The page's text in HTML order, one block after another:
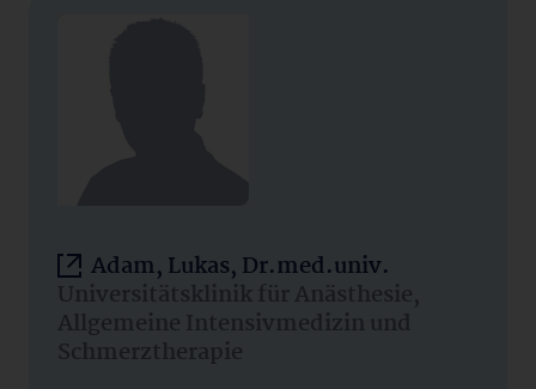
Adam, Lukas, Dr.med.univ.
Universitätsklinik für Anästhesie,
Allgemeine Intensivmedizin und
Schmerztherapie